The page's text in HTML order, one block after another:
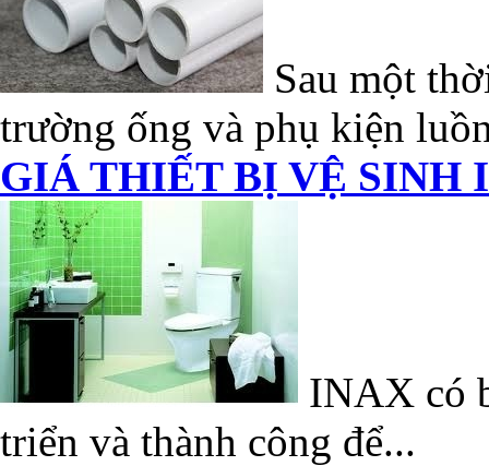
Sau một
trường ống và phụ kiện
GIÁ THIẾT BỊ VỆ SINH
INAX có
triển và thành công để...